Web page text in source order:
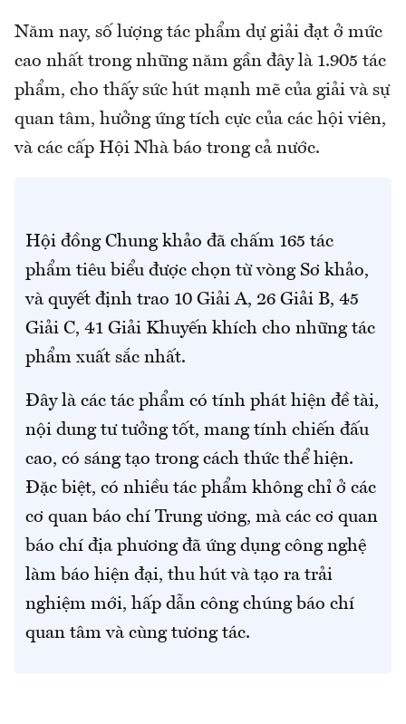
Năm nay, số lượng tác phẩm dự giải đạt ở mức
cao nhất trong những năm gần đây là 1.905 tác
phẩm, cho thấy sức hút mạnh mẽ của giải và sự
quan tâm, hưởng ứng tích cực của các hội viên,
và các cấp Hội Nhà báo trong cả nước.
Hội đồng Chung khảo đã chấm 165 tác
phẩm tiêu biểu được chọn từ vòng Sơ khảo,
và quyết định trao 10 Giải A, 26 Giải B, 45
Giải C, 41 Giải Khuyến khích cho những tác
phẩm xuất sắc nhất.
Đây là các tác phẩm có tính phát hiện đề tài,
nội dung tư tưởng tốt, mang tính chiến đấu
cao, có sáng tạo trong cách thức thể hiện.
Đặc biệt, có nhiều tác phẩm không chỉ ở các
cơ quan báo chí Trung ương, mà các cơ quan
báo chí địa phương đã ứng dụng công nghệ
làm báo hiện đại, thu hút và tạo ra trải
nghiệm mới, hấp dẫn công chúng báo chí
quan tâm và cùng tương tác.